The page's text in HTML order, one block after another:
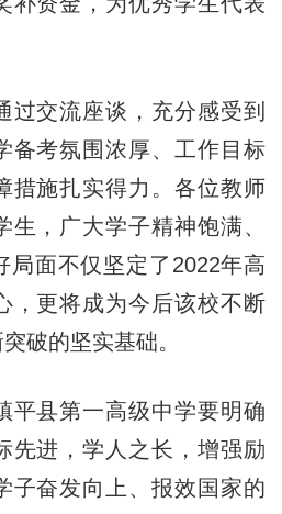
交流座谈，充分感受到
备考氛围浓厚、工作目标
措施扎实得力。各位教师
，广大学子精神饱满、
局面不仅坚定了2022年高
，更将成为今后该校不断
破的坚实基础。
县第一高级中学要明确
先进，学人之长，增强励
子奋发向上、报效国家的